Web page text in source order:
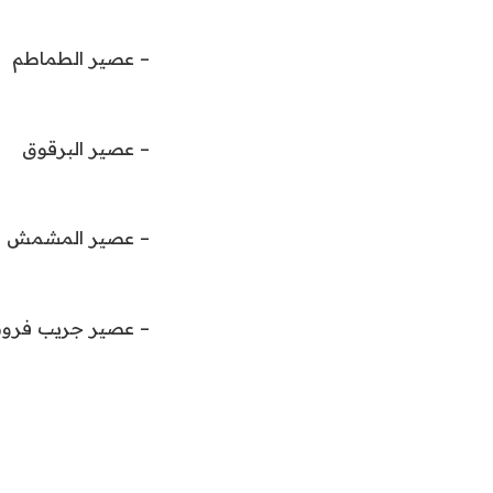
– عصير الطماطم
– عصير البرقوق
– عصير المشمش
– عصير جريب